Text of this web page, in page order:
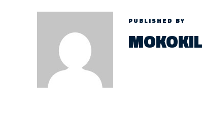
PUBLISHED BY
MOKOKIL